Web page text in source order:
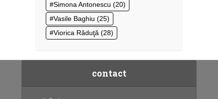
Simona Antonescu (20)
Vasile Baghiu (25)
Viorica Răduţă (28)
contact